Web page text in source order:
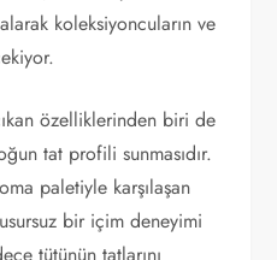
koleksiyoncuların ve
özelliklerinden biri de
tat profili sunmasıdır.
paletiyle karşılaşan
bir içim deneyimi